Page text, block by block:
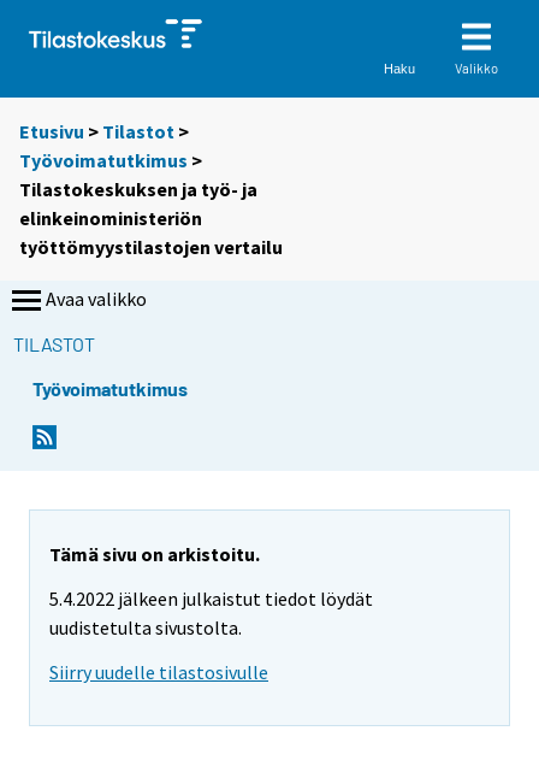
Haku Valikko
Etusivu > Tilastot >
Työvoimatutkimus >
Tilastokeskuksen ja työ- ja
elinkeinoministeriön
työttömyystilastojen vertailu
Avaa valikko
TILASTOT
Työvoimatutkimus
Tämä sivu on arkistoitu.
5.4.2022 jälkeen julkaistut tiedot löydät
uudistetulta sivustolta.
Siirry uudelle tilastosivulle